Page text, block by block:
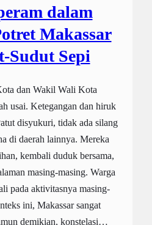
dalam
Makassar
Sudut Sepi
dan Wakil Wali Kota
usai. Ketegangan dan hiruk
disyukuri, tidak ada silang
di daerah lainnya. Mereka
kembali duduk bersama,
masing-masing. Warga
pada aktivitasnya masing-
ini, Makassar sangat
demikian, konstelasi…